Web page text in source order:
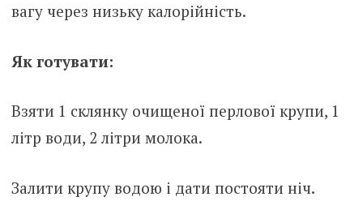
вагу через низьку калорійність.
Як готувати:
Взяти 1 склянку очищеної перлової крупи, 1
літр води, 2 літри молока.
Залити крупу водою і дати постояти ніч.